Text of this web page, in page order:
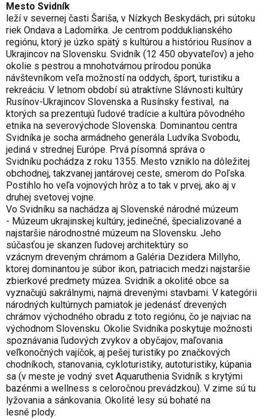
Mesto Svidník
leží v severnej časti Šariša, v Nízkych Beskydách, pri sútoku
riek Ondava a Ladomírka. Je centrom podduklianského
regiónu, ktorý je úzko spätý s kultúrou a históriou Rusínov a
Ukrajincov na Slovensku. Svidník (12 450 obyvateľov) a jeho
okolie s pestrou a mnohotvárnou prírodou ponúka
návštevníkom veľa možností na oddych, šport, turistiku a
rekreáciu. V letnom období sú atraktívne Slávnosti kultúry
Rusínov-Ukrajincov Slovenska a Rusínsky festival, na
ktorých sa prezentujú ľudové tradície a kultúra pôvodného
etnika na severovýchode Slovenska. Dominantou centra
Svidníka je socha armádneho generála Ludvíka Svobodu,
jediná v strednej Európe. Prvá písomná správa o
Svidníku pochádza z roku 1355. Mesto vzniklo na dôležitej
obchodnej, takzvanej jantárovej ceste, smerom do Poľska.
Postihlo ho veľa vojnových hrôz a to tak v prvej, ako aj v
druhej svetovej vojne.
Vo Svidníku sa nachádza aj Slovenské národné múzeum
- Múzeum ukrajinskej kultúry, jedinečné, špecializované a
najstaršie národnostné múzeum na Slovensku. Jeho
súčasťou je skanzen ľudovej architektúry so
vzácnym dreveným chrámom a Galéria Dezidera Millyho,
ktorej dominantou je súbor ikon, patriacich medzi najstaršie
zbierkové predmety múzea. Svidník a okolité obce sa
vyznačujú sakrálnymi, najmä drevenými stavbami. V kategórii
národných kultúrnych pamiatok je jedenásť drevených
chrámov východného obradu z toto regiónu, čo je najviac na
východnom Slovensku. Okolie Svidníka poskytuje možnosti
spoznávania ľudových zvykov a obyčajov, maľovania
veľkonočných vajíčok, aj pešej turistiky po značkových
chodníkoch, stanovania, cykloturistiky, autoturistiky, kúpania
sa (v meste je vodný svet Aquaruthenia Svidník s krytými
bazénmi a wellness s celoročnou prevádzkou). V zime sú tu
lyžovania a sánkovania. Okolité lesy sú bohaté na
lesné plody.